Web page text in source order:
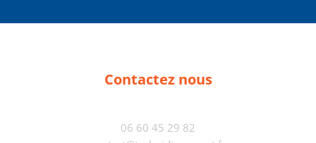
Contactez nous
06 60 45 29 82